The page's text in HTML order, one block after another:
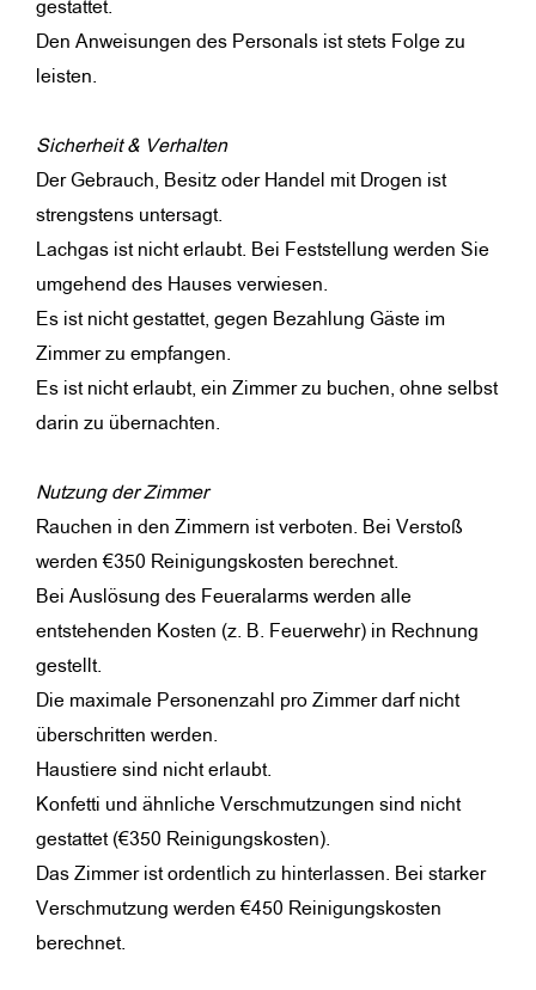
gestattet.
Den Anweisungen des Personals ist stets Folge zu
leisten.
Sicherheit & Verhalten
Der Gebrauch, Besitz oder Handel mit Drogen ist
strengstens untersagt.
Lachgas ist nicht erlaubt. Bei Feststellung werden Sie
umgehend des Hauses verwiesen.
Es ist nicht gestattet, gegen Bezahlung Gäste im
Zimmer zu empfangen.
Es ist nicht erlaubt, ein Zimmer zu buchen, ohne selbst
darin zu übernachten.
Nutzung der Zimmer
Rauchen in den Zimmern ist verboten. Bei Verstoß
werden €350 Reinigungskosten berechnet.
Bei Auslösung des Feueralarms werden alle
entstehenden Kosten (z. B. Feuerwehr) in Rechnung
gestellt.
Die maximale Personenzahl pro Zimmer darf nicht
überschritten werden.
Haustiere sind nicht erlaubt.
Konfetti und ähnliche Verschmutzungen sind nicht
gestattet (€350 Reinigungskosten).
Das Zimmer ist ordentlich zu hinterlassen. Bei starker
Verschmutzung werden €450 Reinigungskosten
berechnet.